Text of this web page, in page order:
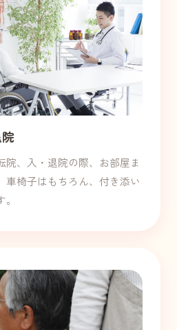
院、入・退院の際、お部屋ま
車椅子はもちろん、付き添い